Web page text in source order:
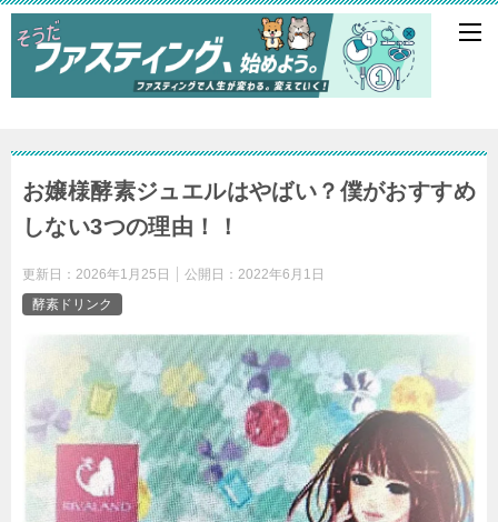
お嬢様酵素ジュエルはやばい？僕がおすすめ
しない3つの理由！！
更新日： 2026年1月25日 公開日： 2022年6月1日
酵素ドリンク